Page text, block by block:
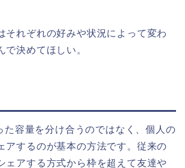
それぞれの好みや状況によって変わ
で決めてほしい。
た容量を分け合うのではなく、個人の
アするのが基本の方法です。従来の
ェアする方式から枠を超えて友達や